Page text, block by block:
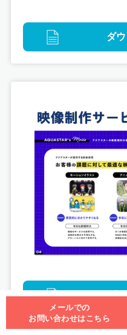
メールでの
お問い合わせはこちら
イラストレーション
デジタル
ペアマッチデ
ダ
ダ